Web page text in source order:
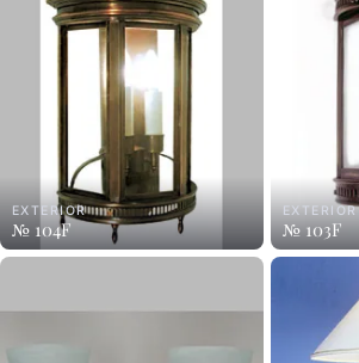
EXTERIOR
№ 104F
EXTERIOR
№ 103F